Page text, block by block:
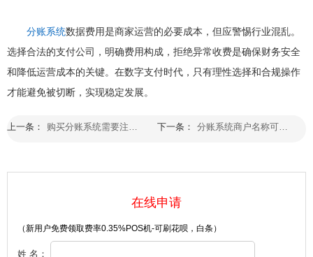
分账系统数据费用是商家运营的必要成本，但应警惕行业混乱。
选择合法的支付公司，明确费用构成，拒绝异常收费是确保财务安全
和降低运营成本的关键。在数字支付时代，只有理性选择和合规操作
才能避免被切断，实现稳定发展。
上一条： 下一条：
在线申请
（新用户免费领取费率0.35%POS机-可刷花呗，白条）
姓 名：